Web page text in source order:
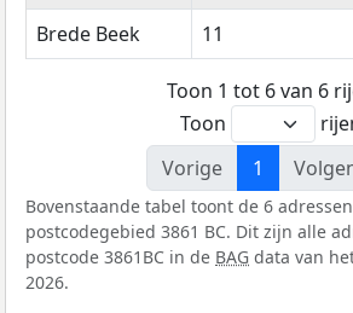
Brede Beek
11
Toon 1 tot 6 van 6
Toon
Vorige
1
Bovenstaande tabel toont de 6
postcodegebied 3861 BC. Dit zijn alle
postcode 3861BC in de BAG data van
2026.